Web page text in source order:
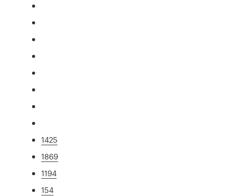
1425
1869
1194
154